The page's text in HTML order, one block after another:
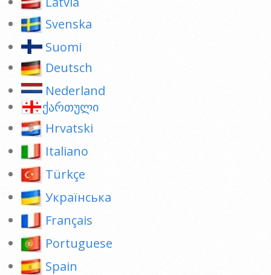
Svenska
Suomi
Deutsch
Nederland
ქართული
Hrvatski
Italiano
Türkçe
Українська
Français
Portuguese
Spain